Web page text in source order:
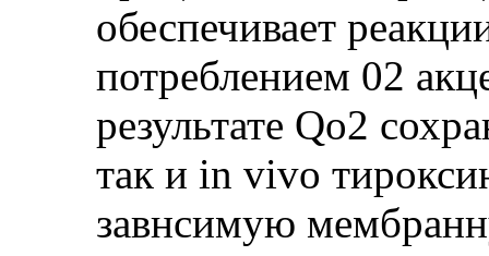
обеспечивает
потреблением 02
результате Qo2
так и in vivo
завнсимую